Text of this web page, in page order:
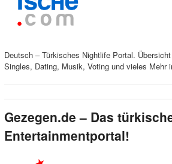
Deutsch – Türkisches Nightlife Portal.
Singles, Dating, Musik, Voting und vieles Mehr
Gezegen.de – Das
Entertainmentportal!